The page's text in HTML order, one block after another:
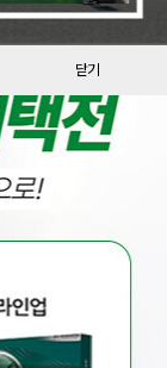
닫기
추천 중고풀세트